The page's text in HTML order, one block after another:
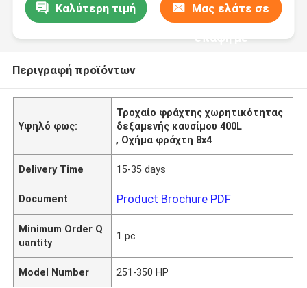
Καλύτερη τιμή Μας ελάτε σε
επαφή με
Περιγραφή προϊόντων
Υψηλό φως:
Τροχαίο φράχτης χωρητικότητας
δεξαμενής καυσίμου 400L
, Οχήμα φράχτη 8x4
Delivery Time 15-35 days
Document Product Brochure PDF
Minimum Order Q
uantity
1 pc
Model Number 251-350 HP